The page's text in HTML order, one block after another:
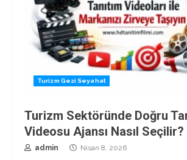
Turizm Gezi Seyahat
Turizm Sektöründe Doğru
Videosu Ajansı Nasıl Seçilir?
admin Nisan 8, 2026